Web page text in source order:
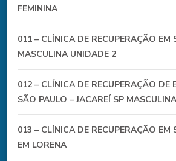
FEMININA
011 – CLÍNICA DE RECUPERAÇÃO EM
MASCULINA UNIDADE 2
012 – CLÍNICA DE RECUPERAÇÃO DE
SÃO PAULO – JACAREÍ SP MASCULINA
013 – CLÍNICA DE RECUPERAÇÃO EM
EM LORENA